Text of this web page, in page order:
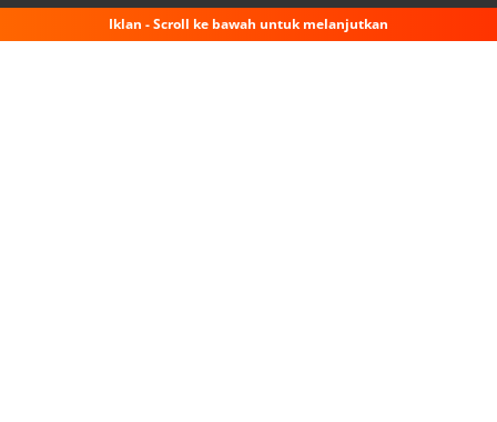
Iklan - Scroll ke bawah untuk melanjutkan